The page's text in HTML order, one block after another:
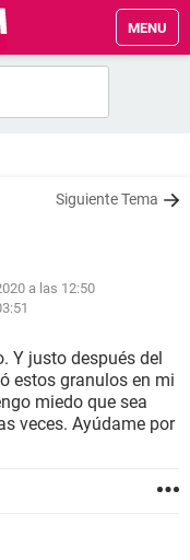
MENU
Siguiente Tema
a las 12:50
Y justo después del
estos granulos en mi
miedo que sea
veces. Ayúdame por